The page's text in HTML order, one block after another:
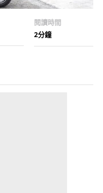
閱讀時間
2分鐘